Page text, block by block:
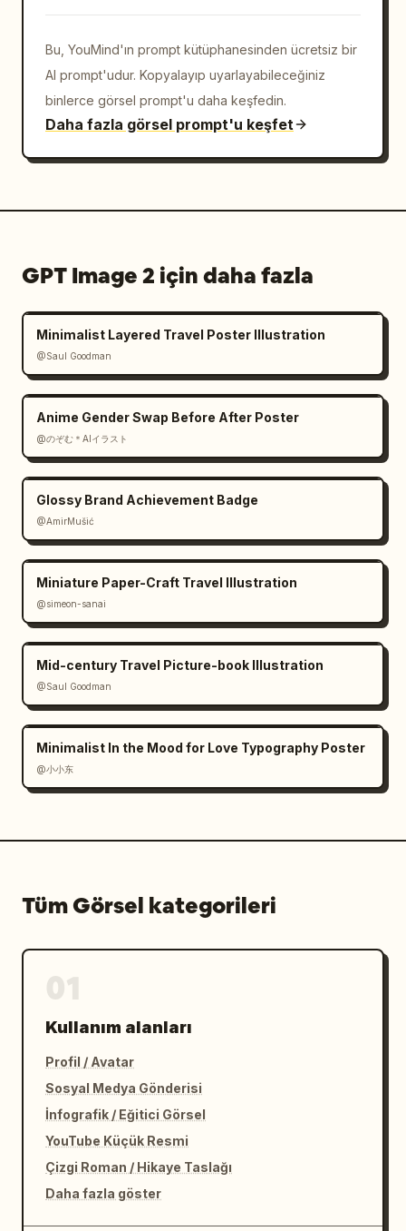
Bu, YouMind'ın prompt kütüphanesinden ücretsiz bir
AI prompt'udur. Kopyalayıp uyarlayabileceğiniz
binlerce görsel prompt'u daha keşfedin.
Daha fazla görsel prompt'u keşfet
GPT Image 2 için daha fazla
Minimalist Layered Travel Poster Illustration
@Saul Goodman
Anime Gender Swap Before After Poster
@のぞむ＊AIイラスト
Glossy Brand Achievement Badge
@AmirMušić
Miniature Paper-Craft Travel Illustration
@simeon-sanai
Mid-century Travel Picture-book Illustration
@Saul Goodman
Minimalist In the Mood for Love Typography Poster
@小小东
Tüm Görsel kategorileri
Kullanım alanları
Profil / Avatar
Sosyal Medya Gönderisi
İnfografik / Eğitici Görsel
YouTube Küçük Resmi
Çizgi Roman / Hikaye Taslağı
Daha fazla göster